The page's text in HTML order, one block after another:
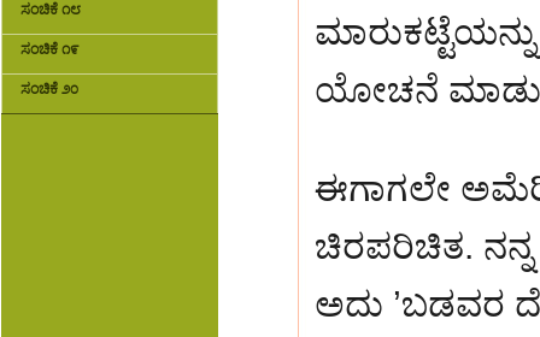
ಸಂಚಿಕೆ ೧೮
ಸಂಚಿಕೆ ೧೯
ಸಂಚಿಕೆ ೨೦
ಯೋಚನೆ
ಈಗಾಗಲೇ
ಚಿರಪರಿಚಿತ.
ಅದು ’ಬಡವರ